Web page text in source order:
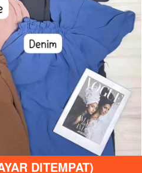
DITEMPAT)